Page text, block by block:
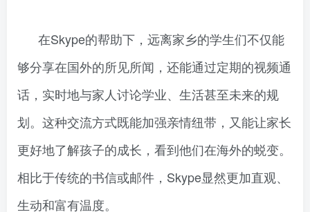
在Skype的帮助下，远离家乡的学生们不仅能
够分享在国外的所见所闻，还能通过定期的视频通
话，实时地与家人讨论学业、生活甚至未来的规
划。这种交流方式既能加强亲情纽带，又能让家长
更好地了解孩子的成长，看到他们在海外的蜕变。
相比于传统的书信或邮件，Skype显然更加直观、
生动和富有温度。